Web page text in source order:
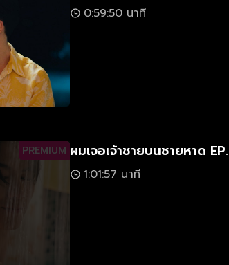
0:59:50 นาที
PREMIUM ผมเจอเจ้าชายบนชายหาด
1:01:57 นาที